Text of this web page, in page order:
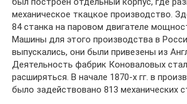
механическое ткацкое производство.
84 станка на паровом двигателе
Машины для этого производства в
выпускались, они были привезены из
Деятельность фабрик Коноваловых
расширяться. В начале 1870-х гг. в
было задействовано 813 механических